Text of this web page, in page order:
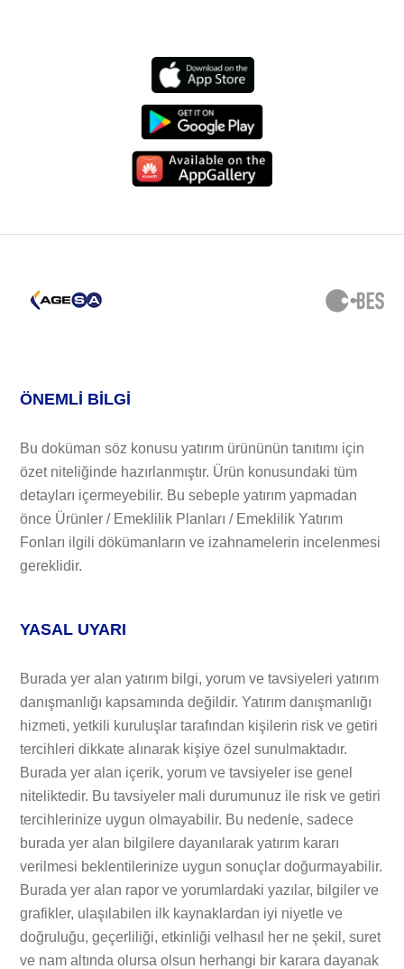
ÖNEMLİ BİLGİ
Bu doküman söz konusu yatırım ürününün tanıtımı için
özet niteliğinde hazırlanmıştır. Ürün konusundaki tüm
detayları içermeyebilir. Bu sebeple yatırım yapmadan
önce Ürünler / Emeklilik Planları / Emeklilik Yatırım
Fonları ilgili dökümanların ve izahnamelerin incelenmesi
gereklidir.
YASAL UYARI
Burada yer alan yatırım bilgi, yorum ve tavsiyeleri yatırım
danışmanlığı kapsamında değildir. Yatırım danışmanlığı
hizmeti, yetkili kuruluşlar tarafından kişilerin risk ve getiri
tercihleri dikkate alınarak kişiye özel sunulmaktadır.
Burada yer alan içerik, yorum ve tavsiyeler ise genel
niteliktedir. Bu tavsiyeler mali durumunuz ile risk ve getiri
tercihlerinize uygun olmayabilir. Bu nedenle, sadece
burada yer alan bilgilere dayanılarak yatırım kararı
verilmesi beklentilerinize uygun sonuçlar doğurmayabilir.
Burada yer alan rapor ve yorumlardaki yazılar, bilgiler ve
grafikler, ulaşılabilen ilk kaynaklardan iyi niyetle ve
doğruluğu, geçerliliği, etkinliği velhasıl her ne şekil, suret
ve nam altında olursa olsun herhangi bir karara dayanak